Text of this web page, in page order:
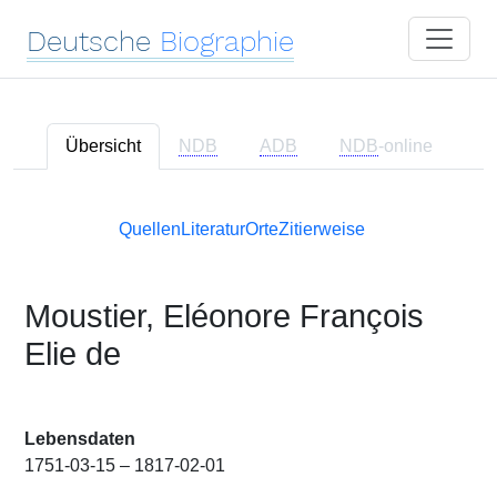
Deutsche Biographie
Übersicht NDB ADB NDB-online
Quellen LiteraturOrteZitierweise
Moustier, Eléonore François
Elie de
Lebensdaten
1751-03-15 – 1817-02-01